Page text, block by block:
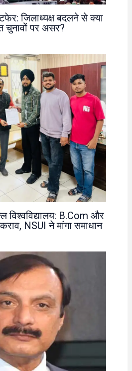
जिलाध्यक्ष बदलने से क्या
चुनावों पर असर?
विश्वविद्यालय: B.Com और
NSUI ने मांगा समाधान